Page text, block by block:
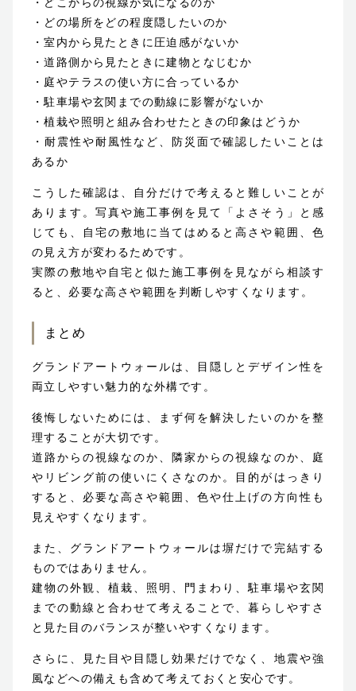
・どの場所をどの程度隠したいのか
・室内から見たときに圧迫感がないか
・道路側から見たときに建物となじむか
・庭やテラスの使い方に合っているか
・駐車場や玄関までの動線に影響がないか
・植栽や照明と組み合わせたときの印象はどうか
・耐震性や耐風性など、防災面で確認したいことは
あるか
こうした確認は、自分だけで考えると難しいことが
あります。写真や施工事例を見て「よさそう」と感
じても、自宅の敷地に当てはめると高さや範囲、色
の見え方が変わるためです。
実際の敷地や自宅と似た施工事例を見ながら相談す
ると、必要な高さや範囲を判断しやすくなります。
まとめ
グランドアートウォールは、目隠しとデザイン性を
両立しやすい魅力的な外構です。
後悔しないためには、まず何を解決したいのかを整
理することが大切です。
道路からの視線なのか、隣家からの視線なのか、庭
やリビング前の使いにくさなのか。目的がはっきり
すると、必要な高さや範囲、色や仕上げの方向性も
見えやすくなります。
また、グランドアートウォールは塀だけで完結する
ものではありません。
建物の外観、植栽、照明、門まわり、駐車場や玄関
までの動線と合わせて考えることで、暮らしやすさ
と見た目のバランスが整いやすくなります。
さらに、見た目や目隠し効果だけでなく、地震や強
風などへの備えも含めて考えておくと安心です。